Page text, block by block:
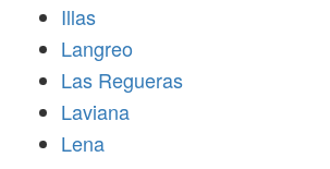
Illas
Langreo
Las Regueras
Laviana
Lena